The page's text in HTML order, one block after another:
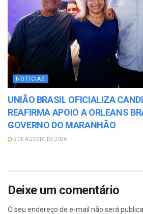
NOTÍCIAS
UNIÃO BRASIL OFICIALIZA
REAFIRMA APOIO A ORLEANS
GOVERNO DO MARANHÃO
5 DE AGOSTO DE 2026
Deixe um comentário
O seu endereço de e-mail não será